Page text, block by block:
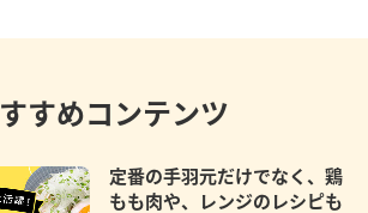
すめコンテンツ
定番の手羽元だけでなく、鶏
もも肉や、レンジのレシピも